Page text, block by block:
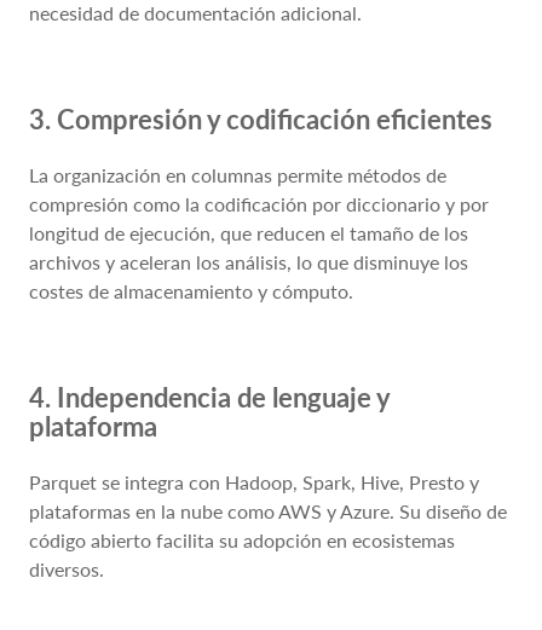
necesidad de documentación adicional.
3. Compresión y codificación eficientes
La organización en columnas permite métodos de
compresión como la codificación por diccionario y por
longitud de ejecución, que reducen el tamaño de los
archivos y aceleran los análisis, lo que disminuye los
costes de almacenamiento y cómputo.
4. Independencia de lenguaje y
plataforma
Parquet se integra con Hadoop, Spark, Hive, Presto y
plataformas en la nube como AWS y Azure. Su diseño de
código abierto facilita su adopción en ecosistemas
diversos.